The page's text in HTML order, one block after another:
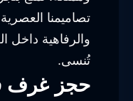
تصاميمنا
والرفاهية داخل
تُنسى.
حجز غرف